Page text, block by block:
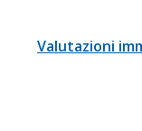
Valutazioni